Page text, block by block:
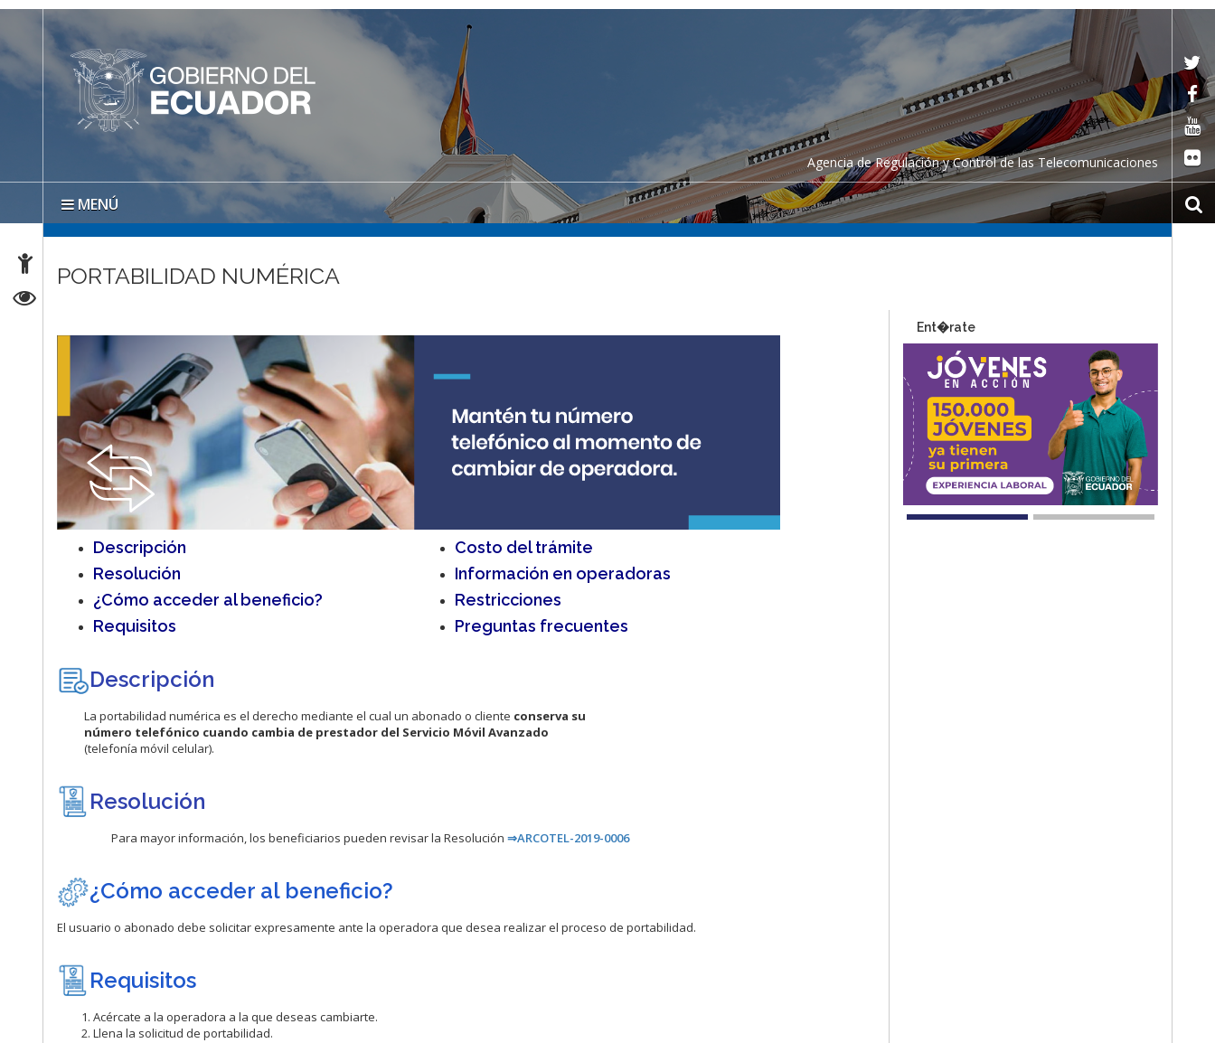
Agencia de Regulación y Control de las Telecomunicaciones
MENÚ
PORTABILIDAD NUMÉRICA
Descripción
Resolución
¿Cómo acceder al beneficio?
Requisitos
Costo del trámite
Información en operadoras
Restricciones
Preguntas frecuentes
Descripción
La portabilidad numérica es el derecho mediante el cual un abonado o cliente conserva su
número telefónico cuando cambia de prestador del Servicio Móvil Avanzado
(telefonía móvil celular).
Resolución
Para mayor información, los beneficiarios pueden revisar la Resolución ⇒ARCOTEL-2019-0006
¿Cómo acceder al beneficio?
El usuario o abonado debe solicitar expresamente ante la operadora que desea realizar el proceso de portabilidad.
Requisitos
Acércate a la operadora a la que deseas cambiarte.
Llena la solicitud de portabilidad.
Ent�rate